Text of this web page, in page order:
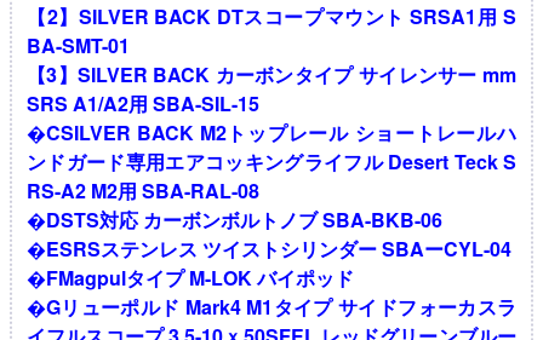
【2】SILVER BACK DTスコープマウント SRSA1用 S
BA-SMT-01
【3】SILVER BACK カーボンタイプ サイレンサー mm
SRS A1/A2用 SBA-SIL-15
�CSILVER BACK M2トップレール ショートレールハ
ンドガード専用エアコッキングライフル Desert Teck S
RS-A2 M2用 SBA-RAL-08
�DSTS対応 カーボンボルトノブ SBA-BKB-06
�ESRSステンレス ツイストシリンダー SBAーCYL-04
�FMagpulタイプ M-LOK バイポッド
�Gリューポルド Mark4 M1タイプ サイドフォーカスラ